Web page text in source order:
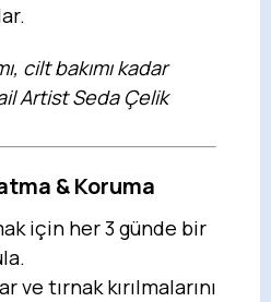
cilt bakımı kadar
Artist Seda Çelik
& Koruma
için her 3 günde bir
tırnak kırılmalarını